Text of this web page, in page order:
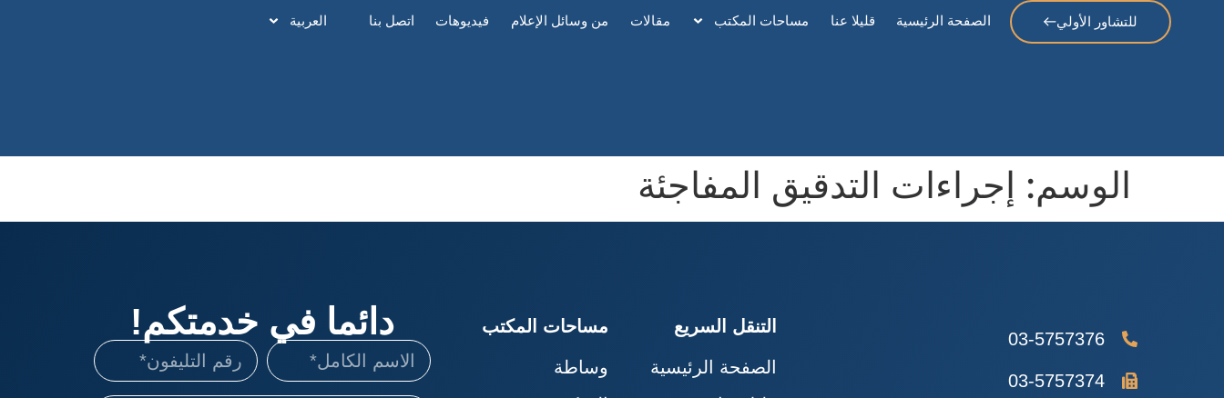
للتشاور الأولي الصفحة الرئيسية قليلا عنا مساحات المكتب مقالات من وسائل الإعلام فيديوهات اتصل بنا العربية
الوسم: إجراءات التدقيق المفاجئة
03-5757376
03-5757374
التنقل السريع
الصفحة الرئيسية
مساحات المكتب
وساطة
دائما في خدمتكم!